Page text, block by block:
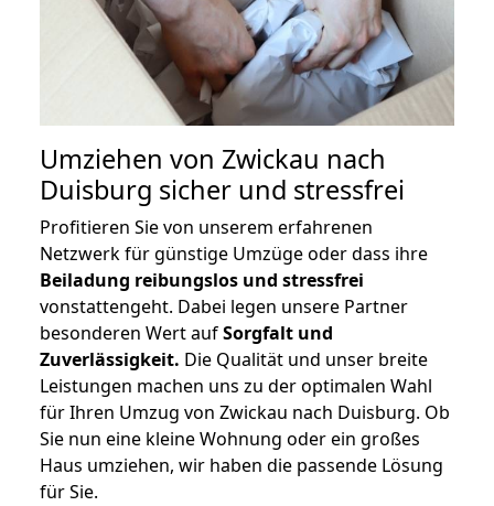
Umziehen von Zwickau nach
Duisburg sicher und stressfrei
Profitieren Sie von unserem erfahrenen
Netzwerk für günstige Umzüge oder dass ihre
Beiladung reibungslos und stressfrei
vonstattengeht. Dabei legen unsere Partner
besonderen Wert aufSorgfalt und
Zuverlässigkeit. Die Qualität und unser breite
Leistungen machen uns zu der optimalen Wahl
für Ihren Umzug von Zwickau nach Duisburg. Ob
Sie nun eine kleine Wohnung oder ein großes
Haus umziehen, wir haben die passende Lösung
für Sie.